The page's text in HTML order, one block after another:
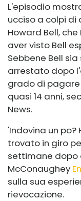
L'episodio
ucciso a colpi
Howard Bell,
aver visto Bell
Sebbene Bell
arrestato dopo
grado di
quasi 14 anni,
News.
'Indovina un po?
trovato in giro
settimane dopo
McConaughey
sulla sua
rievocazione.